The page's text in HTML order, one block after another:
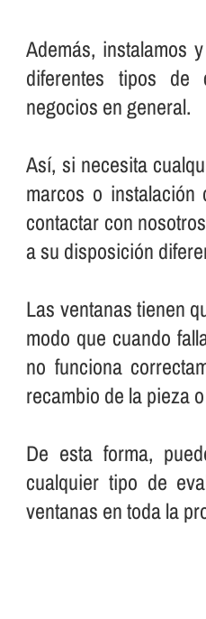
Además, instalamos y
diferentes tipos de
negocios en general.
Así­, si necesita
marcos o instalación
contactar con
a su disposición
Las ventanas tienen
modo que cuando
no funciona
recambio de la pieza
De esta forma,
cualquier tipo de
ventanas en toda la